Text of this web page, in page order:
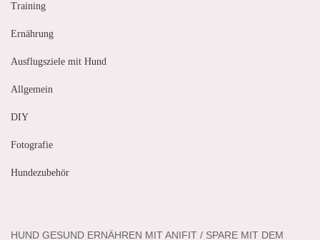
Training
Ernährung
Ausflugsziele mit Hund
Allgemein
DIY
Fotografie
Hundezubehör
HUND GESUND ERNÄHREN MIT ANIFIT / SPARE MIT DEM